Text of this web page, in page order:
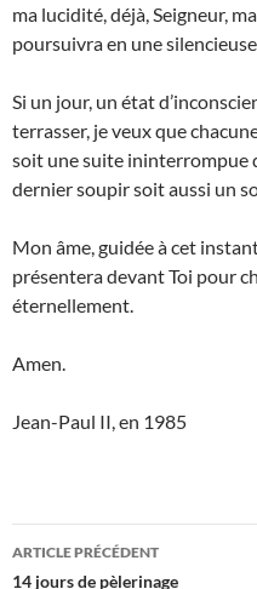
ma lucidité, déjà, Seigneur,
poursuivra en une
Si un jour, un état
terrasser, je veux que
soit une suite ininterrompue
dernier soupir soit aussi un
Mon âme, guidée à cet
présentera devant Toi pour
éternellement.
Amen.
Jean-Paul II, en 1985
Navigation
ARTICLE PRÉCÉDENT
14 jours de pèlerinage